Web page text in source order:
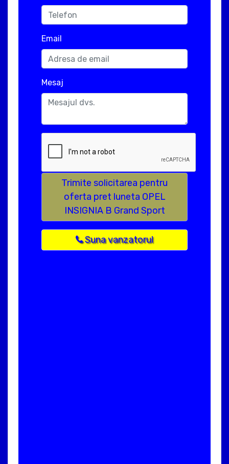
Email
Mesaj
Trimite solicitarea pentru
oferta pret luneta OPEL
INSIGNIA B Grand Sport
Suna vanzatorul